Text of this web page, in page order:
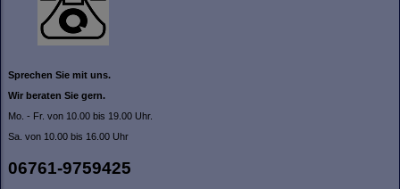
Sprechen Sie mit uns.
Wir beraten Sie gern.
Mo. - Fr. von 10.00 bis 19.00 Uhr.
Sa. von 10.00 bis 16.00 Uhr
06761-9759425